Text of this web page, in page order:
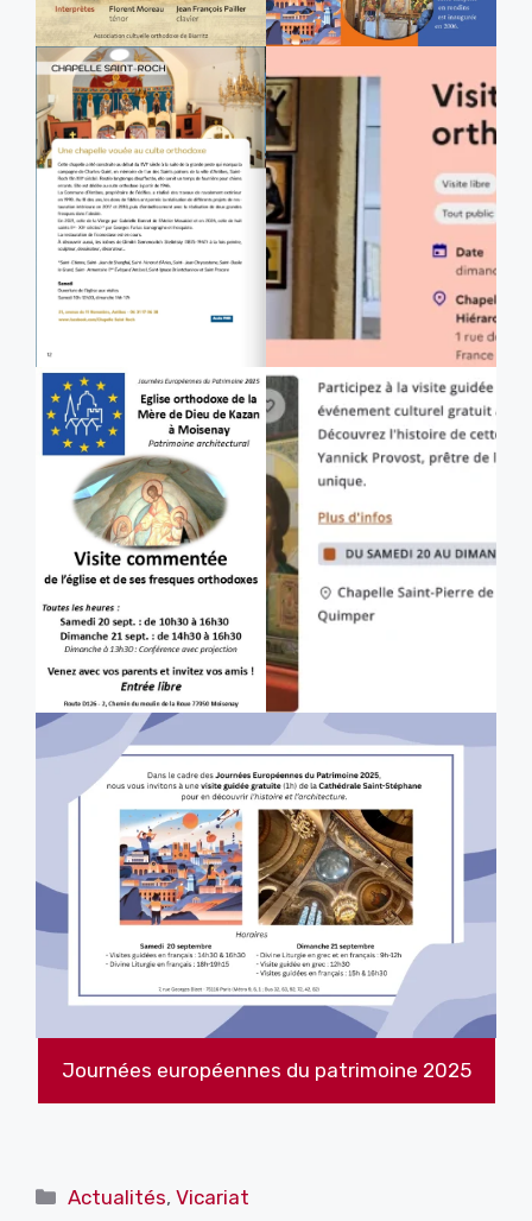
Journées européennes du patrimoine 2025
Catégories
Actualités,Vicariat